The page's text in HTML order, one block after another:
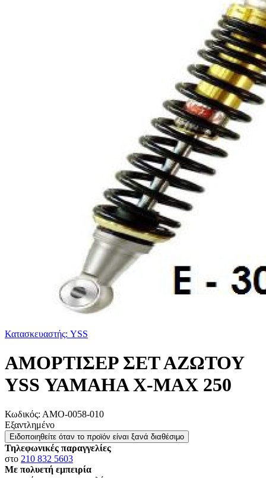
Κατασκευαστής: YSS
ΑΜΟΡΤΙΣΕΡ ΣΕΤ ΑΖΩΤΟΥ
YSS ΥΑΜΑΗΑ Χ-ΜΑΧ 250
Κωδικός: ΑΜΟ-0058-010
Εξαντλημένο
Ειδοποιηθείτε όταν το προϊόν είναι ξανά διαθέσιμο
Τηλεφωνικές παραγγελίες
στο 210 832 5603
Με πολυετή εμπειρία